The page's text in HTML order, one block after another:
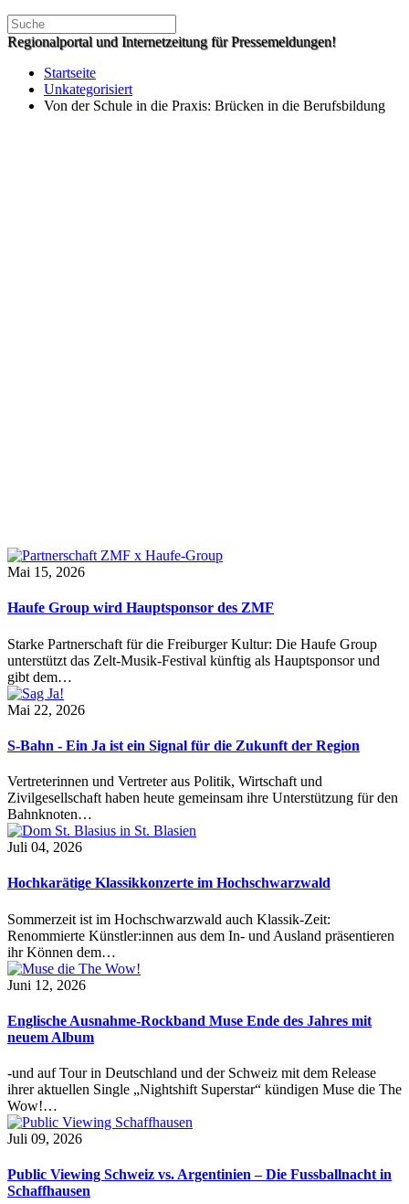
Regionalportal und Internetzeitung für Pressemeldungen!
Startseite
Unkategorisiert
Von der Schule in die Praxis: Brücken in die Berufsbildung
Mai 15, 2026
Haufe Group wird Hauptsponsor des ZMF
Starke Partnerschaft für die Freiburger Kultur: Die Haufe Group
unterstützt das Zelt-Musik-Festival künftig als Hauptsponsor und
gibt dem…
Mai 22, 2026
S-Bahn - Ein Ja ist ein Signal für die Zukunft der Region
Vertreterinnen und Vertreter aus Politik, Wirtschaft und
Zivilgesellschaft haben heute gemeinsam ihre Unterstützung für den
Bahnknoten…
Juli 04, 2026
Hochkarätige Klassikkonzerte im Hochschwarzwald
Sommerzeit ist im Hochschwarzwald auch Klassik-Zeit:
Renommierte Künstler:innen aus dem In- und Ausland präsentieren
ihr Können dem…
Juni 12, 2026
Englische Ausnahme-Rockband Muse Ende des Jahres mit
neuem Album
-und auf Tour in Deutschland und der Schweiz mit dem Release
ihrer aktuellen Single „Nightshift Superstar“ kündigen Muse die The
Wow!…
Juli 09, 2026
Public Viewing Schweiz vs. Argentinien – Die Fussballnacht in
Schaffhausen